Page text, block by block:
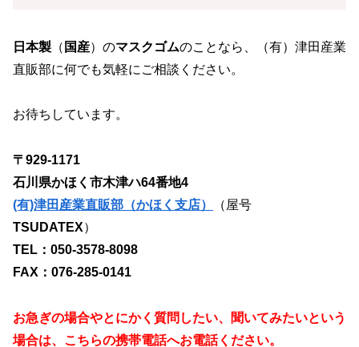
日本製 （ 国産）のマスクゴムのことなら、（有）津田産業
直販部に何でも気軽にご相談ください。
お待ちしています。
〒929-1171
石川県かほく市木津ハ64番地4
(有)津田産業直販部（かほく支店）
（屋号
TSUDATEX）
TEL：050-3578-8098
FAX：076-285-0141
お急ぎの場合やとにかく質問したい、聞いてみたいという
場合は、こちらの携帯電話へお電話ください。